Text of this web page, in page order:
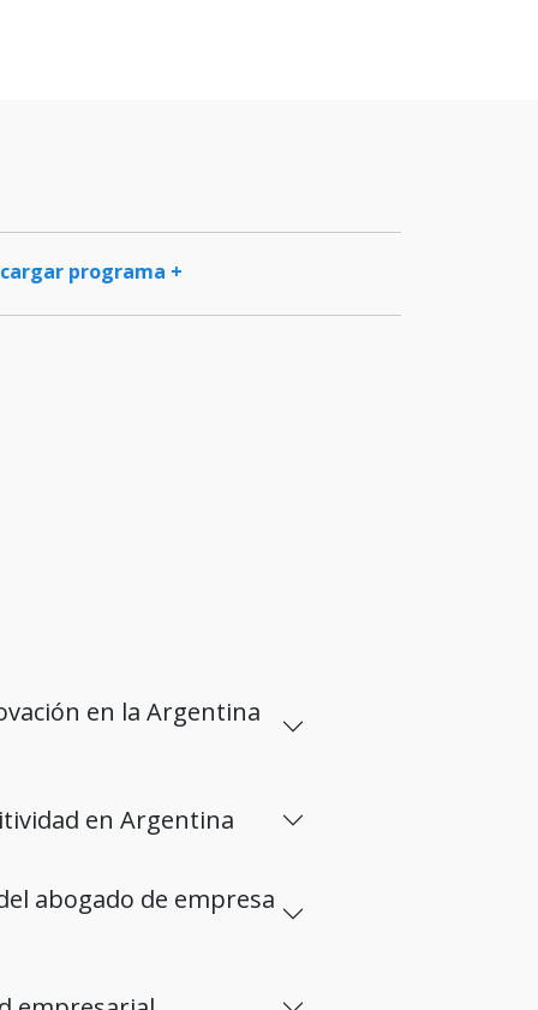
programa +
en la Argentina
en Argentina
abogado de empresa